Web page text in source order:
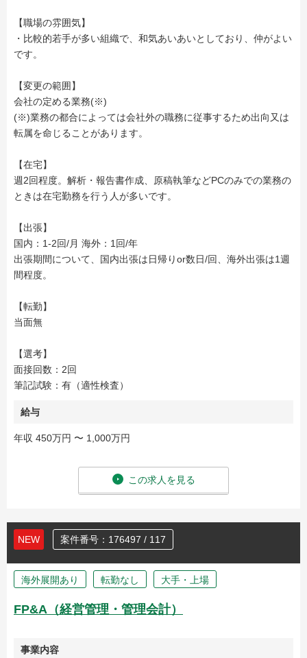
【職場の雰囲気】
・比較的若手が多い組織で、和気あいあいとしており、仲がよい
です。
【変更の範囲】
会社の定める業務(※)
(※)業務の都合によっては会社外の職務に従事するため出向又は
転属を命じることがあります。
【在宅】
週2回程度。解析・報告書作成、原稿執筆などPCのみでの業務の
ときは在宅勤務を行う人が多いです。
【出張】
国内：1-2回/月 海外：1回/年
出張期間について、国内出張は日帰りor数日/回、海外出張は1週
間程度。
【転勤】
当面無
【選考】
面接回数：2回
筆記試験：有（適性検査）
給与
年収 450万円 〜 1,000万円
この求人を見る
NEW 案件番号：176497 / 117
海外展開あり 転勤なし 大手・上場
FP&A（経営管理・管理会計）
事業内容